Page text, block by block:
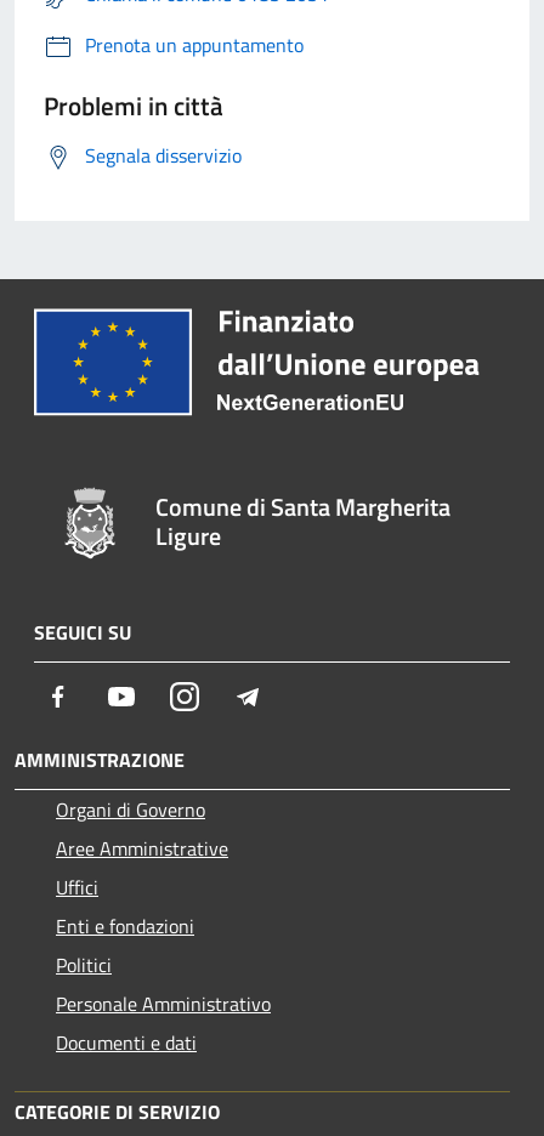
Prenota un appuntamento
Problemi in città
Segnala disservizio
Comune di Santa Margherita
Ligure
SEGUICI SU
Facebook YoutubeInstagram
AMMINISTRAZIONE
Organi di Governo
Aree Amministrative
Uffici
Enti e fondazioni
Politici
Personale Amministrativo
Documenti e dati
CATEGORIE DI SERVIZIO